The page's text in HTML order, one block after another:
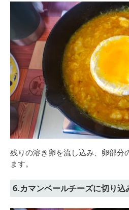
残りの溶き卵を流し込み、卵部分
ます。
6.カマンベールチーズに切り込